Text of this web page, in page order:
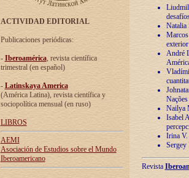
ACTIVIDAD EDITORIAL
Publicaciones periódicas:
- Iberoamérica, revista científica
trimestral (en español)
- Latinskaya America
(América Latina), revista científica y
sociopolítica mensual (en ruso)
LIBROS
AEMI
Asociación de Estudios sobre el Mundo
Iberoamericano
Natalia
André
Nailya
Isabel
Irina V.
Sergey
Revista